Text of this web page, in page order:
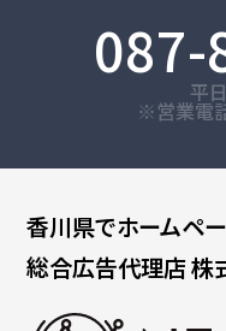
087-
平
※営業電
香川県でホームペ
総合広告代理店株